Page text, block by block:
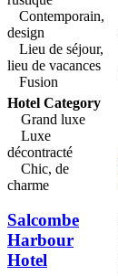
Contemporain,
design
Lieu de séjour,
lieu de vacances
Fusion
Hotel Category
Grand luxe
Luxe
décontracté
Chic, de
charme
Salcombe
Harbour
Hotel